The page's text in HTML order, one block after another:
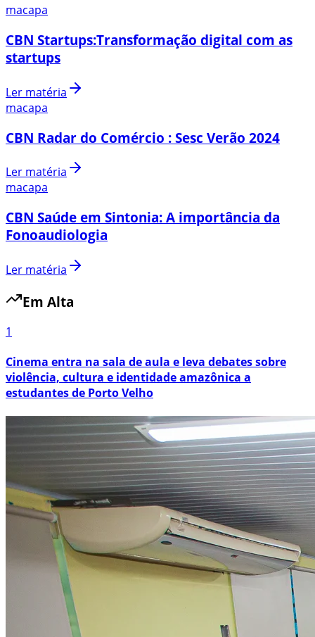
macapa
CBN Startups:Transformação digital com as
startups
Ler matéria
macapa
CBN Radar do Comércio : Sesc Verão 2024
Ler matéria
macapa
CBN Saúde em Sintonia: A importância da
Fonoaudiologia
Ler matéria
Em Alta
1
Cinema entra na sala de aula e leva debates sobre
violência, cultura e identidade amazônica a
estudantes de Porto Velho